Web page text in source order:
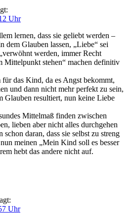
Uhr
lernen, dass sie geliebt werden –
dem Glauben lassen, „Liebe“ sei
werden, immer Recht
Mittelpunkt stehen“ machen definitiv
das Kind, da es Angst bekommt,
und dann nicht mehr perfekt zu sein,
Glauben resultiert, nun keine Liebe
Mittelmaß finden zwischen
lieben aber nicht alles durchgehen
schon daran, dass sie selbst zu streng
meinen „Mein Kind soll es besser
hebt das andere nicht auf.
Uhr